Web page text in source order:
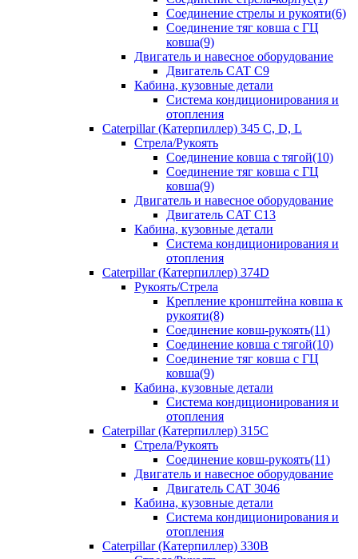
Соединение стрелы и рукояти(6)
Соединение тяг ковша с ГЦ
ковша(9)
Двигатель и навесное оборудование
Двигатель CAT C9
Кабина, кузовные детали
Система кондиционирования и
отопления
Caterpillar (Катерпиллер) 345 C, D, L
Стрела/Рукоять
Соединение ковша с тягой(10)
Соединение тяг ковша с ГЦ
ковша(9)
Двигатель и навесное оборудование
Двигатель CAT C13
Кабина, кузовные детали
Система кондиционирования и
отопления
Caterpillar (Катерпиллер) 374D
Рукоять/Стрела
Крепление кронштейна ковша к
рукояти(8)
Соединение ковш-рукоять(11)
Соединение ковша с тягой(10)
Соединение тяг ковша с ГЦ
ковша(9)
Кабина, кузовные детали
Система кондиционирования и
отопления
Caterpillar (Катерпиллер) 315C
Стрела/Рукоять
Соединение ковш-рукоять(11)
Двигатель и навесное оборудование
Двигатель CAT 3046
Кабина, кузовные детали
Система кондиционирования и
отопления
Caterpillar (Катерпиллер) 330B